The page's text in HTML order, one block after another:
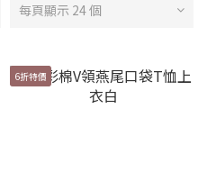
每頁顯示 24 個
6折特價